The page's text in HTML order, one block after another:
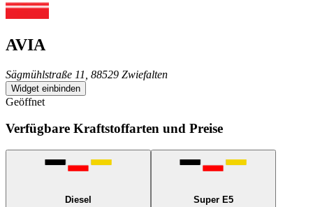
AVIA
Sägmühlstraße 11, 88529 Zwiefalten
Widget einbinden
Geöffnet
Verfügbare Kraftstoffarten und Preise
Diesel Super E5